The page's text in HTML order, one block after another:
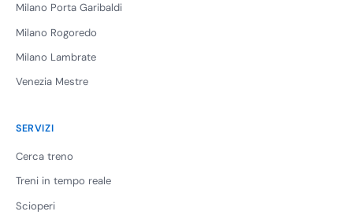
Milano Porta Garibaldi
Milano Rogoredo
Milano Lambrate
Venezia Mestre
SERVIZI
Cerca treno
Treni in tempo reale
Scioperi